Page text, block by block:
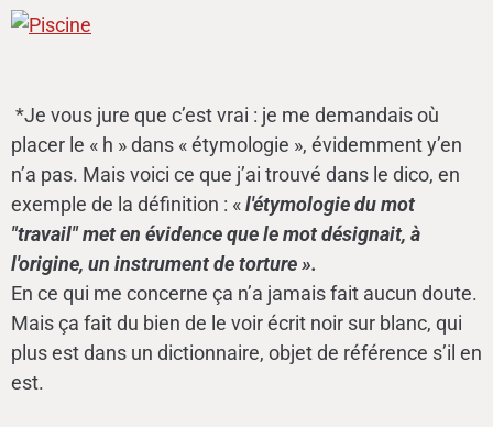
*Je vous jure que c’est vrai : je me demandais où
placer le « h » dans « étymologie », évidemment y’en
n’a pas. Mais voici ce que j’ai trouvé dans le dico, en
exemple de la définition : «l'étymologie du mot
"travail" met en évidence que le mot désignait, à
l'origine, un instrument de torture ».
En ce qui me concerne ça n’a jamais fait aucun doute.
Mais ça fait du bien de le voir écrit noir sur blanc, qui
plus est dans un dictionnaire, objet de référence s’il en
est.